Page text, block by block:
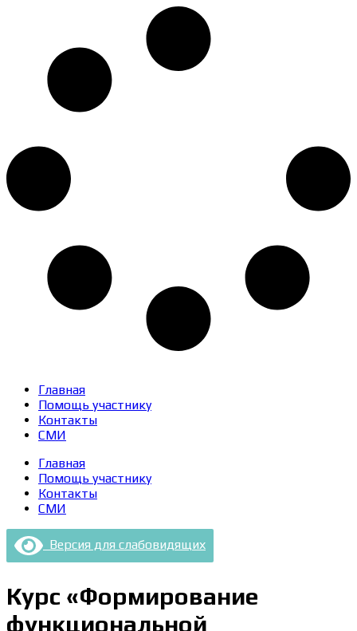
Главная
Помощь участнику
Контакты
СМИ
Главная
Помощь участнику
Контакты
СМИ
Версия для слабовидящих
Курс «Формирование
функциональной